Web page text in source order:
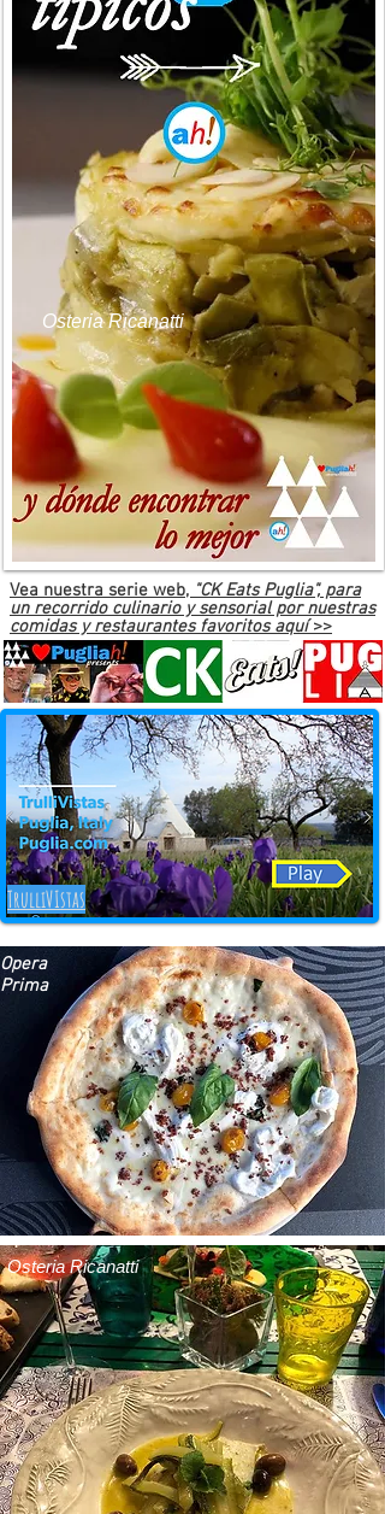
Osteria Ricanatti
Vea nuestra serie web, "CK Eats Puglia", para
un recorrido culinario y sensorial por nuestras
comidas y restaurantes favoritos aquí>>
TrulliVIstas
Opera
Prima
Osteria Ricanatti